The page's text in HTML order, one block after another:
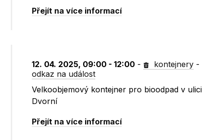
Přejít na více informací
12. 04. 2025, 09:00 - 12:00 - kontejnery -
odkaz na událost
Velkoobjemový kontejner pro bioodpad v ulici
Dvorní
Přejít na více informací